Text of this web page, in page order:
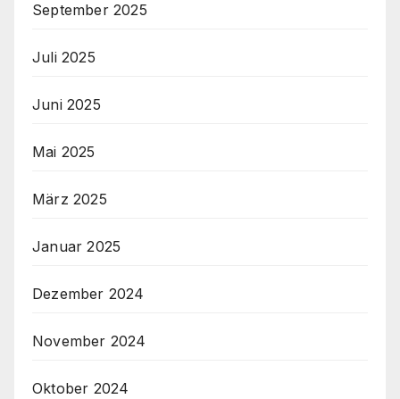
September 2025
Juli 2025
Juni 2025
Mai 2025
März 2025
Januar 2025
Dezember 2024
November 2024
Oktober 2024